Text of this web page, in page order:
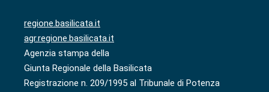
regione.basilicata.it
agr.regione.basilicata.it
Agenzia stampa della
Giunta Regionale della Basilicata
Registrazione n. 209/1995 al Tribunale di Potenza